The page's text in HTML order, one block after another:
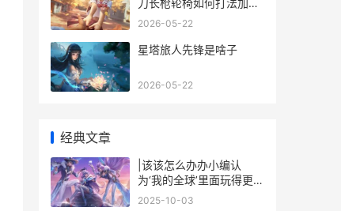
刀长枪轮椅如何打法加点
明末渊虚之羽一周目能白
2026-05-22
星塔旅人先锋是啥子
2026-05-22
经典文章
|该该怎么办办小编认
为‘我的全球’里面玩得更有
趣：从基础到进阶的玩法
2025-10-03